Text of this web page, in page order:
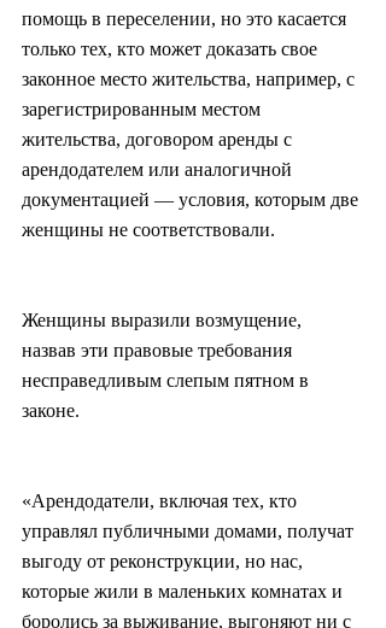
помощь в переселении, но это касается
только тех, кто может доказать свое
законное место жительства, например, с
зарегистрированным местом
жительства, договором аренды с
арендодателем или аналогичной
документацией — условия, которым две
женщины не соответствовали.
Женщины выразили возмущение,
назвав эти правовые требования
несправедливым слепым пятном в
законе.
«Арендодатели, включая тех, кто
управлял публичными домами, получат
выгоду от реконструкции, но нас,
которые жили в маленьких комнатах и
боролись за выживание, выгоняют ни с